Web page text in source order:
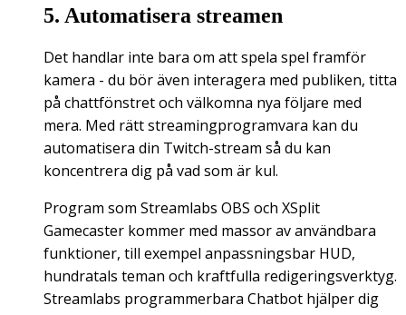
5. Automatisera streamen
Det handlar inte bara om att spela spel framför
kamera - du bör även interagera med publiken, titta
på chattfönstret och välkomna nya följare med
mera. Med rätt streamingprogramvara kan du
automatisera din Twitch-stream så du kan
koncentrera dig på vad som är kul.
Program som Streamlabs OBS och XSplit
Gamecaster kommer med massor av användbara
funktioner, till exempel anpassningsbar HUD,
hundratals teman och kraftfulla redigeringsverktyg.
Streamlabs programmerbara Chatbot hjälper dig